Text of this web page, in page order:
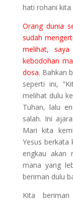
hati rohani kita
Orang dunia
sudah
melihat,
kebodohan
dosa. Bahkan
seperti ini,
melihat dulu
Tuhan, lalu
salah. Ini
Mari kita
Yesus berkata
engkau akan
mana yang
beriman dulu
Kita